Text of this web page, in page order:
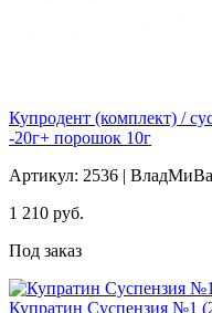
Купродент (комплект) /
-20г+ порошок 10г
Артикул: 2536 | ВладМиВа
1 210 руб.
Под заказ
Купратин Суспензия №1